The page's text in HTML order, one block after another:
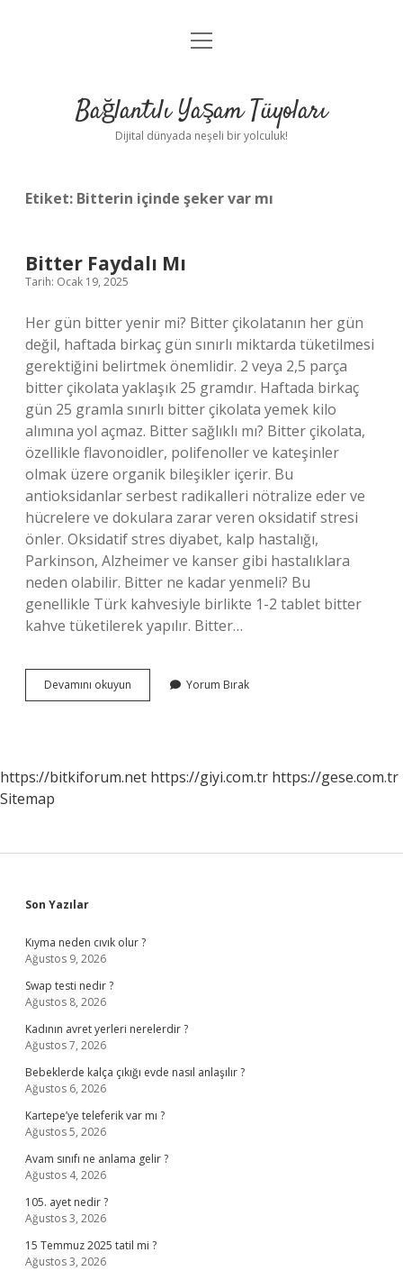
Anasayfa
Yasal Uyarı
menüyü
Bağlantılı Yaşam Tüyoları
Dijital dünyada neşeli bir yolculuk!
Etiket: Bitterin içinde şeker var mı
Bitter Faydalı Mı
Tarih: Ocak 19, 2025
Her gün bitter yenir mi? Bitter çikolatanın her gün
değil, haftada birkaç gün sınırlı miktarda tüketilmesi
gerektiğini belirtmek önemlidir. 2 veya 2,5 parça
bitter çikolata yaklaşık 25 gramdır. Haftada birkaç
gün 25 gramla sınırlı bitter çikolata yemek kilo
alımına yol açmaz. Bitter sağlıklı mı? Bitter çikolata,
özellikle flavonoidler, polifenoller ve kateşinler
olmak üzere organik bileşikler içerir. Bu
antioksidanlar serbest radikalleri nötralize eder ve
hücrelere ve dokulara zarar veren oksidatif stresi
önler. Oksidatif stres diyabet, kalp hastalığı,
Parkinson, Alzheimer ve kanser gibi hastalıklara
neden olabilir. Bitter ne kadar yenmeli? Bu
genellikle Türk kahvesiyle birlikte 1-2 tablet bitter
kahve tüketilerek yapılır. Bitter…
Devamını okuyun
Faydalı
Yorum Bırak
https://bitkiforum.net https://giyi.com.tr https://gese.com.tr
Sitemap
Sidebar
Son Yazılar
Kıyma neden cıvık olur ?
Ağustos 9, 2026
Swap testi nedir ?
Ağustos 8, 2026
Kadının avret yerleri nerelerdir ?
Ağustos 7, 2026
Bebeklerde kalça çıkığı evde nasıl anlaşılır ?
Ağustos 6, 2026
Kartepe’ye teleferik var mı ?
Ağustos 5, 2026
Avam sınıfı ne anlama gelir ?
Ağustos 4, 2026
105. ayet nedir ?
Ağustos 3, 2026
15 Temmuz 2025 tatil mi ?
Ağustos 3, 2026